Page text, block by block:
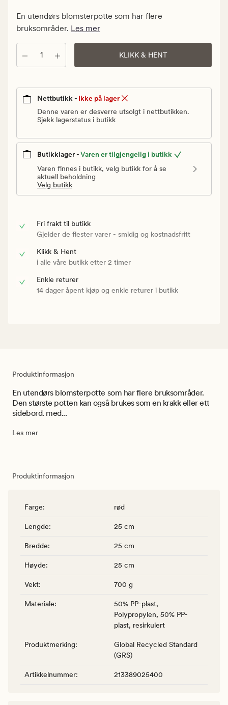
75
kr
En utendørs blomsterpotte som har flere
bruksområder. Les mer
Antall KLIKK & HENT
Nettbutikk - Ikke på lager
Denne varen er desverre utsolgt i nettbutikken.
Sjekk lagerstatus i butikk
Butikklager -Varen er tilgjengelig i butikk
Varen finnes i butikk, velg butikk for å se
aktuell beholdning
Velg butikk
Fri frakt til butikk
Gjelder de flester varer - smidig og kostnadsfritt
Klikk & Hent
i alle våre butikk etter 2 timer
Enkle returer
14 dager åpent kjøp og enkle returer i butikk
Produktinformasjon
En utendørs blomsterpotte som har flere bruksområder.
Den største potten kan også brukes som en krakk eller ett
sidebord. med...
Les mer
Produktinformasjon
Farge: rød
Lengde: 25 cm
Bredde: 25 cm
Høyde: 25 cm
Vekt: 700 g
Materiale:
50% PP-plast,
Polypropylen, 50% PP-
plast, resirkulert
Produktmerking:
Global Recycled Standard
(GRS)
Artikkelnummer: 213389025400